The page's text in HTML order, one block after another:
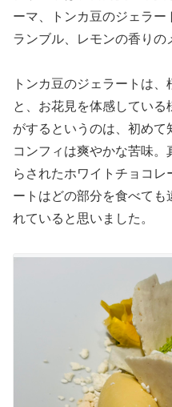
ーマ、トンカ豆のジェラー
ランブル、レモンの香りの
トンカ豆のジェラートは
と、お花見を体感してい
がするというのは、初め
コンフィは爽やかな苦味
らされたホワイトチョコ
ートはどの部分を食べても
れていると思いました。